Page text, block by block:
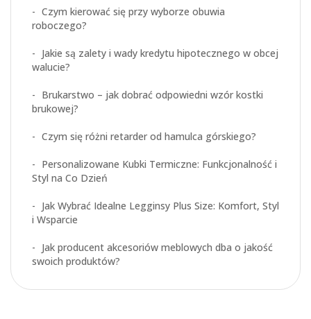
Czym kierować się przy wyborze obuwia
roboczego?
Jakie są zalety i wady kredytu hipotecznego w obcej
walucie?
Brukarstwo – jak dobrać odpowiedni wzór kostki
brukowej?
Czym się różni retarder od hamulca górskiego?
Personalizowane Kubki Termiczne: Funkcjonalność i
Styl na Co Dzień
Jak Wybrać Idealne Legginsy Plus Size: Komfort, Styl
i Wsparcie
Jak producent akcesoriów meblowych dba o jakość
swoich produktów?